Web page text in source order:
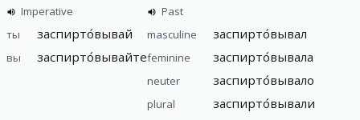
Imperative
ты
заспирто́вывай
вы заспирто́вывайте
Past
masculine
заспирто́вывал
feminine заспирто́вывала
neuter заспирто́вывало
plural заспирто́вывали